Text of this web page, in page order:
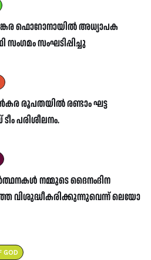
ഫൊറോനായിൽ അധ്യാപക
സംഗമം സംഘടിപ്പിച്ചു
രൂപതയിൽ രണ്ടാം ഘട്ട
പരിശീലനം.
നമ്മുടെ ദൈനംദിന
വിശുദ്ധീകരിക്കുന്നുവെന്ന് ലെയോ
GOD